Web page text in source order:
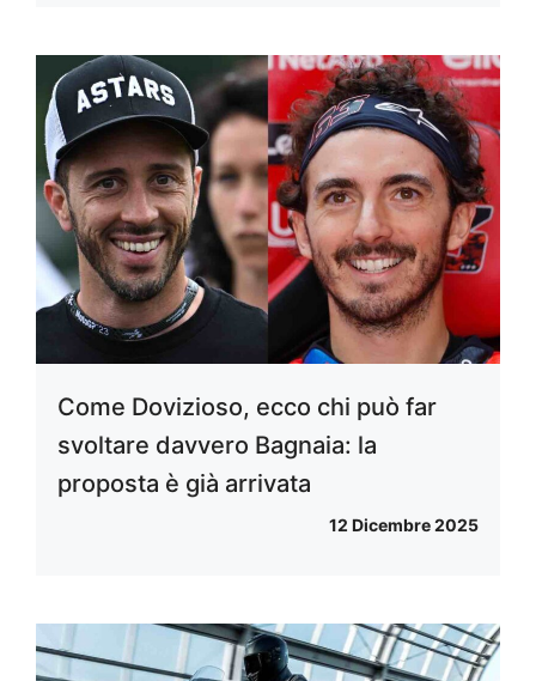
Come Dovizioso, ecco chi può far
svoltare davvero Bagnaia: la
proposta è già arrivata
12 Dicembre 2025